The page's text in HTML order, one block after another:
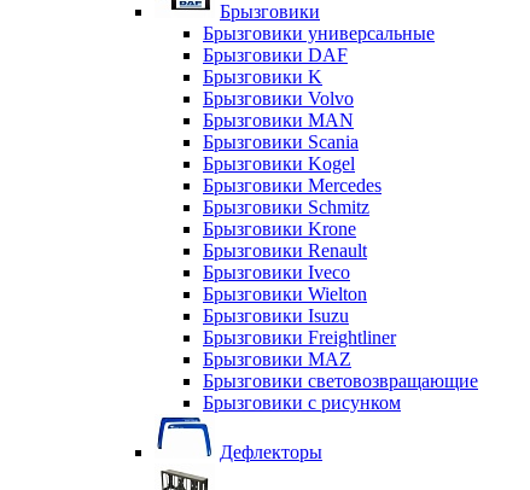
Брызговики
Брызговики универсальные
Брызговики DAF
Брызговики K
Брызговики Volvo
Брызговики MAN
Брызговики Scania
Брызговики Kogel
Брызговики Mercedes
Брызговики Schmitz
Брызговики Krone
Брызговики Renault
Брызговики Iveco
Брызговики Wielton
Брызговики Isuzu
Брызговики Freightliner
Брызговики MAZ
Брызговики световозвращающие
Брызговики с рисунком
Дефлекторы